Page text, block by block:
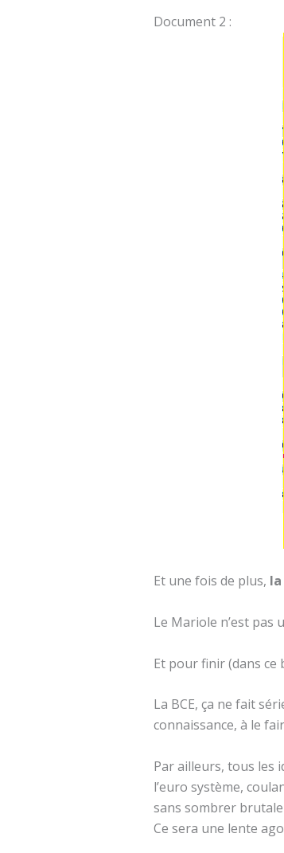
Document 2 :
Et une fois de plus,
Le Mariole n’est pas
Et pour finir (dans
La BCE, ça ne fait
connaissance, à le
Par ailleurs, tous les
l’euro système,
sans sombrer
Ce sera une lente